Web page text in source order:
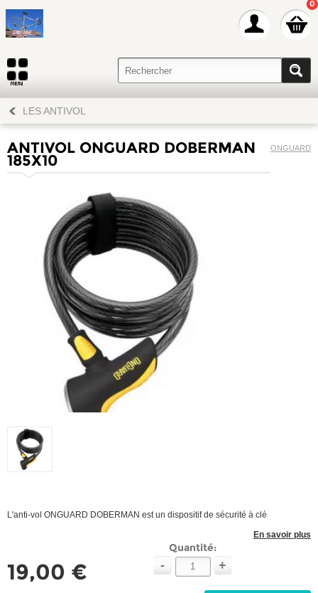
0
LES ANTIVOL
ONGUARD
ANTIVOL ONGUARD DOBERMAN
185X10
L'anti-vol ONGUARD DOBERMAN est un dispositif de sécurité à clé
En savoir plus
19,00 €
Quantité:
- +